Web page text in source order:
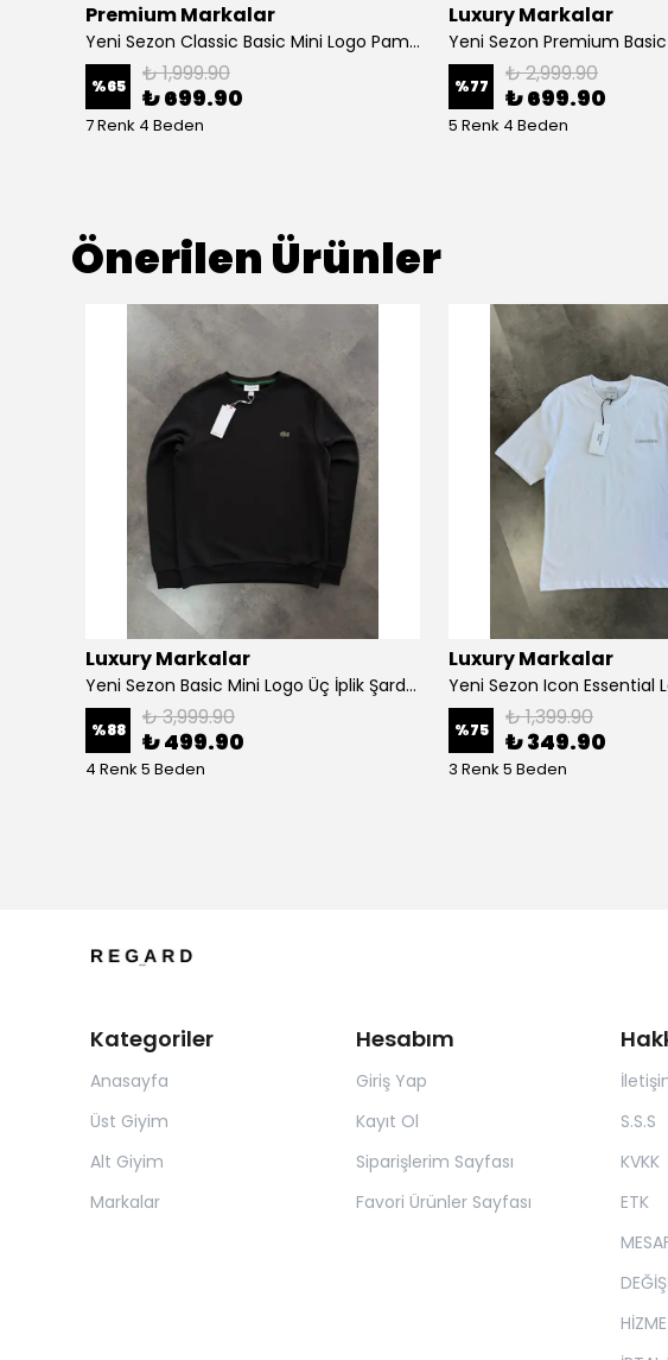
Premium Markalar
Yeni Sezon Classic Basic Mini Logo Pamuk Pike Polo Yaka
%65 ₺ 1,999.90
₺ 699.90
7 Renk 4 Beden
Luxury Markalar
%77 ₺ 2,999.90
₺ 699.90
5 Renk 4 Beden
Önerilen Ürünler
Luxury Markalar
Yeni Sezon Basic Mini Logo Üç İplik Şardonsuz Sweatshirt
%88 ₺ 3,999.90
₺ 499.90
4 Renk 5 Beden
Luxury Markalar
Yeni Sezon Icon Essential
%75 ₺ 1,399.90
₺ 349.90
3 Renk 5 Beden
Kategoriler
Anasayfa
Üst Giyim
Alt Giyim
Markalar
Hesabım
Giriş Yap
Kayıt Ol
Siparişlerim Sayfası
Favori Ürünler Sayfası
S.S.S
KVKK
ETK